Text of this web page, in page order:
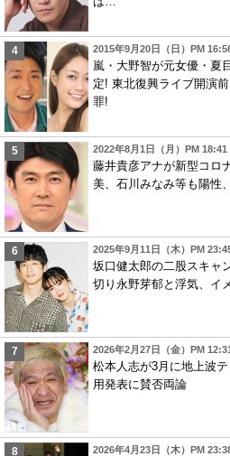
2015年9月20日（日）PM
嵐・大野智が元女優・夏
定! 東北復興ライブ開演
罪!
2022年8月1日（月）PM 18:41
藤井貴彦アナが新型コロ
美、石川みなみ等も陽性
2025年9月11日（木）PM
坂口健太郎の二股スキャ
切り永野芽郁と浮気、イ
2026年2月27日（金）PM
松本人志が3月に地上波
用発表に賛否両論
2026年4月23日（木）PM